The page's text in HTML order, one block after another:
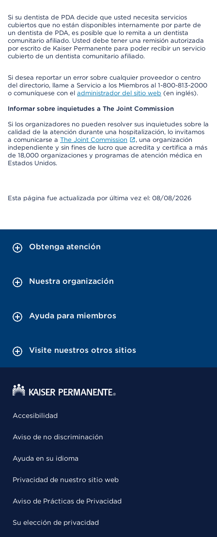
Si su dentista de PDA decide que usted necesita servicios
cubiertos que no están disponibles internamente por parte de
un dentista de PDA, es posible que lo remita a un dentista
comunitario afiliado. Usted debe tener una remisión autorizada
por escrito de Kaiser Permanente para poder recibir un servicio
cubierto de un dentista comunitario afiliado.
Si desea reportar un error sobre cualquier proveedor o centro
del directorio, llame a Servicio a los Miembros al 1-800-813-2000
o comuníquese con el administrador del sitio web (en inglés).
Informar sobre inquietudes a The Joint Commission
Si los organizadores no pueden resolver sus inquietudes sobre la
calidad de la atención durante una hospitalización, lo invitamos
a comunicarse a The Joint Commission
, una organización
independiente y sin fines de lucro que acredita y certifica a más
de 18,000 organizaciones y programas de atención médica en
Estados Unidos.
Esta página fue actualizada por última vez el: 08/08/2026
Obtenga atención
Nuestra organización
Ayuda para miembros
Visite nuestros otros sitios
Accesibilidad
Aviso de no discriminación
Ayuda en su idioma
Privacidad de nuestro sitio web
Aviso de Prácticas de Privacidad
Su elección de privacidad